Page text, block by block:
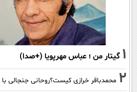
1 گیتار من ؛ عباس مهرپویا (+صدا)
2 محمدباقر خرازی کیست؟روحانی جنجالی با